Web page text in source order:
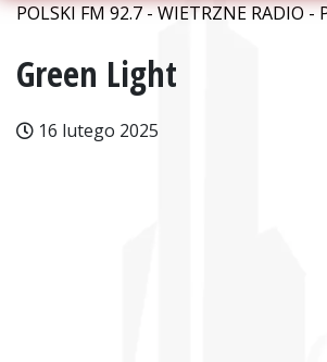
POLSKI FM 92.7 - WIETRZNE RADIO -
Green Light
16 lutego 2025